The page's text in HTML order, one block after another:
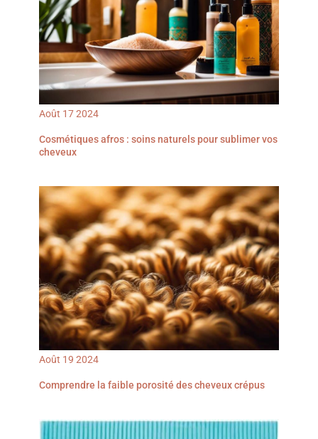
pour ses excellents
produits. Produit de
qualité
Août 172024
Cosmétiques afros : soins naturels pour sublimer vos
cheveux
Août 19 2024
Comprendre la faible porosité des cheveux crépus